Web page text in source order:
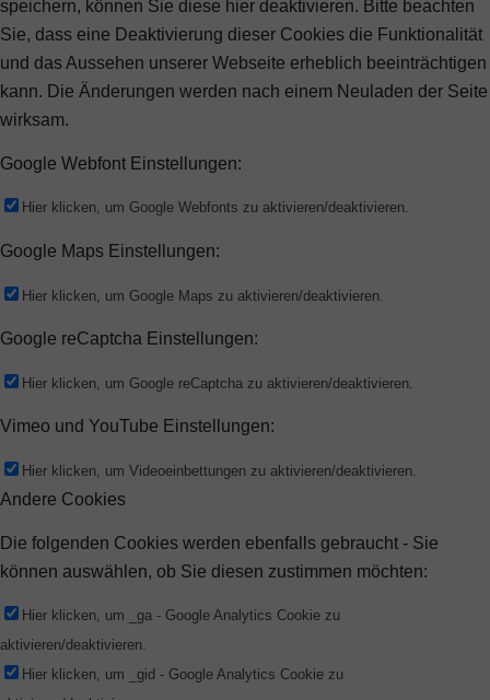
speichern, können Sie diese hier deaktivieren. Bitte beachten
Sie, dass eine Deaktivierung dieser Cookies die Funktionalität
und das Aussehen unserer Webseite erheblich beeinträchtigen
kann. Die Änderungen werden nach einem Neuladen der Seite
wirksam.
Google Webfont Einstellungen:
Hier klicken, um Google Webfonts zu aktivieren/deaktivieren.
Google Maps Einstellungen:
Hier klicken, um Google Maps zu aktivieren/deaktivieren.
Google reCaptcha Einstellungen:
Hier klicken, um Google reCaptcha zu aktivieren/deaktivieren.
Vimeo und YouTube Einstellungen:
Hier klicken, um Videoeinbettungen zu aktivieren/deaktivieren.
Andere Cookies
Die folgenden Cookies werden ebenfalls gebraucht - Sie
können auswählen, ob Sie diesen zustimmen möchten:
Hier klicken, um _ga - Google Analytics Cookie zu
aktivieren/deaktivieren.
Hier klicken, um _gid - Google Analytics Cookie zu